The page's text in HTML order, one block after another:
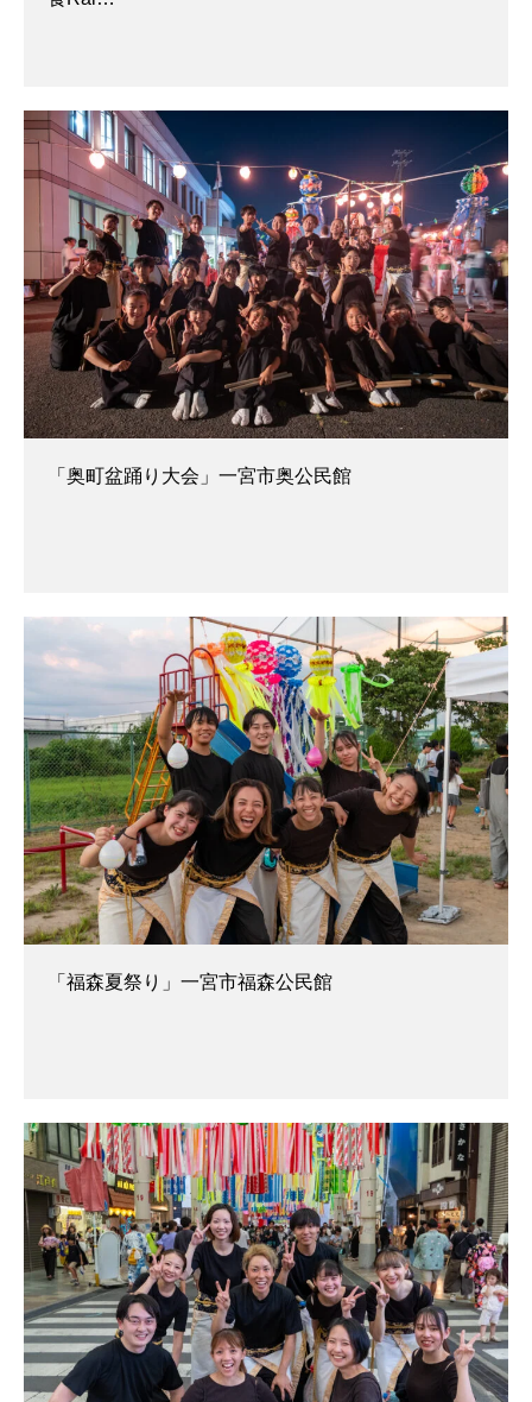
「奥町盆踊り大会」一宮市奥公民館
「福森夏祭り」一宮市福森公民館